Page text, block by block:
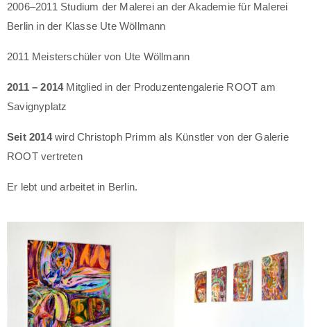
2006–2011 Studium der Malerei an der Akademie für Malerei
Berlin in der Klasse Ute Wöllmann
2011 Meisterschüler von Ute Wöllmann
2011 – 2014 Mitglied in der Produzentengalerie ROOT am
Savignyplatz
Seit 2014wird Christoph Primm als Künstler von der Galerie
ROOT vertreten
Er lebt und arbeitet in Berlin.